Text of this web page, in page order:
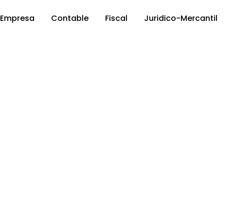
Empresa Contable Fiscal Juridico-Mercantil